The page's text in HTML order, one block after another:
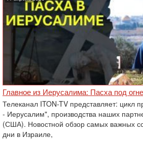
Главное из Иерусалима: Пасха под
Телеканал ITON-TV представляет: цикл
- Иерусалим", производства наших
(США). Новостной обзор самых важных
дни в Израиле,